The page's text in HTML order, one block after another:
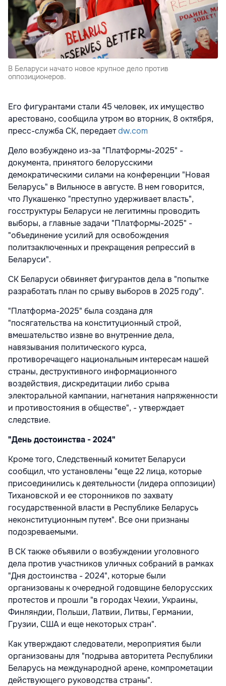
В Беларуси начато новое крупное дело против
оппозиционеров.
Его фигурантами стали 45 человек, их имущество
арестовано, сообщила утром во вторник, 8 октября,
пресс-служба СК, передаетdw.com
Дело возбуждено из-за "Платформы-2025" -
документа, принятого белорусскими
демократическими силами на конференции "Новая
Беларусь" в Вильнюсе в августе. В нем говорится,
что Лукашенко "преступно удерживает власть",
госструктуры Беларуси не легитимны проводить
выборы, а главные задачи "Платформы-2025" -
"объединение усилий для освобождения
политзаключенных и прекращения репрессий в
Беларуси".
СК Беларуси обвиняет фигурантов дела в "попытке
разработать план по срыву выборов в 2025 году".
"Платформа-2025" была создана для
"посягательства на конституционный строй,
вмешательство извне во внутренние дела,
навязывания политического курса,
противоречащего национальным интересам нашей
страны, деструктивного информационного
воздействия, дискредитации либо срыва
электоральной кампании, нагнетания напряженности
и противостояния в обществе", - утверждает
следствие.
"День достоинства - 2024"
Кроме того, Следственный комитет Беларуси
сообщил, что установлены "еще 22 лица, которые
присоединились к деятельности (лидера оппозиции)
Тихановской и ее сторонников по захвату
государственной власти в Республике Беларусь
неконституционным путем". Все они признаны
подозреваемыми.
В СК также объявили о возбуждении уголовного
дела против участников уличных собраний в рамках
"Дня достоинства - 2024", которые были
организованы к очередной годовщине белорусских
протестов и прошли "в городах Чехии, Украины,
Финляндии, Польши, Латвии, Литвы, Германии,
Грузии, США и еще некоторых стран".
Как утверждают следователи, мероприятия были
организованы для "подрыва авторитета Республики
Беларусь на международной арене, компрометации
действующего руководства страны".